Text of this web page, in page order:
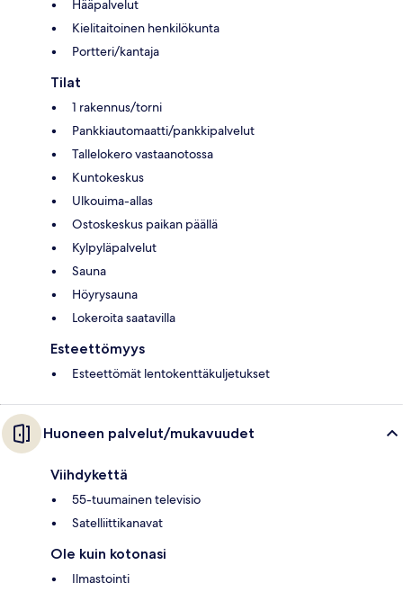
Hääpalvelut
Kielitaitoinen henkilökunta
Portteri/kantaja
Tilat
1 rakennus/torni
Pankkiautomaatti/pankkipalvelut
Tallelokero vastaanotossa
Kuntokeskus
Ulkouima-allas
Ostoskeskus paikan päällä
Kylpyläpalvelut
Sauna
Höyrysauna
Lokeroita saatavilla
Esteettömyys
Esteettömät lentokenttäkuljetukset
Huoneen palvelut/mukavuudet
Viihdykettä
55-tuumainen televisio
Satelliittikanavat
Ole kuin kotonasi
Ilmastointi